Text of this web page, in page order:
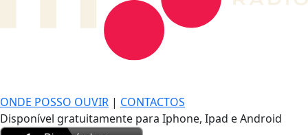
ONDE POSSO OUVIR | CONTACTOS
Disponível gratuitamente para Iphone, Ipad e Android